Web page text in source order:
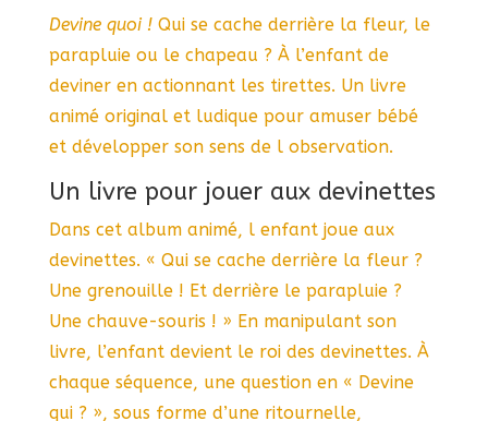
Devine quoi !Qui se cache derrière la fleur, le
parapluie ou le chapeau ? À l’enfant de
deviner en actionnant les tirettes. Un livre
animé original et ludique pour amuser bébé
et développer son sens de l observation.
Un livre pour jouer aux devinettes
Dans cet album animé, l enfant joue aux
devinettes. « Qui se cache derrière la fleur ?
Une grenouille ! Et derrière le parapluie ?
Une chauve-souris ! » En manipulant son
livre, l’enfant devient le roi des devinettes. À
chaque séquence, une question en « Devine
qui ? », sous forme d’une ritournelle,